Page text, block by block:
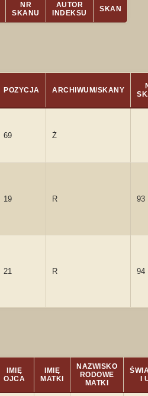
NR
SKANU
AUTOR
INDEKSU
SKAN
POZYCJA ARCHIWUM/SKANY
69 Ż
19 R 93
21 R 94
IMIĘ
OJCA
IMIĘ
MATKI
NAZWISKO
RODOWE
MATKI
I